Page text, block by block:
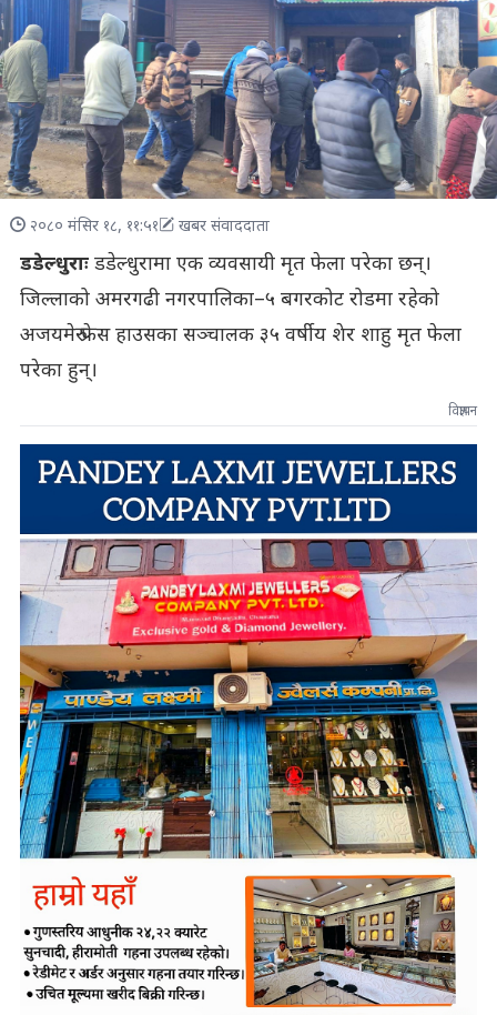
२०८० मंसिर १८, ११:५१ खबर संवाददाता
डडेल्धुराःडडेल्धुरामा एक व्यवसायी मृत फेला परेका छन्।
जिल्लाको अमरगढी नगरपालिका–५ बगरकोट रोडमा रहेको
अजयमेरु फ्रेस हाउसका सञ्चालक ३५ वर्षीय शेर शाहु मृत फेला
परेका हुन्।
विज्ञापन